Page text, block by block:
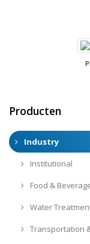
Producten
Industry
Institutional
Food &
Water
Transportation